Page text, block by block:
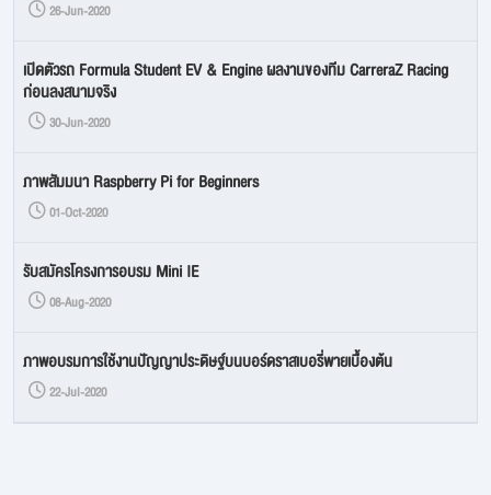
26-Jun-2020
เปิดตัวรถ Formula Student EV & Engine ผลงานของทีม CarreraZ Racing
ก่อนลงสนามจริง
30-Jun-2020
ภาพสัมมนา Raspberry Pi for Beginners
01-Oct-2020
รับสมัครโครงการอบรม Mini IE
08-Aug-2020
ภาพอบรมการใช้งานปัญญาประดิษฐ์บนบอร์ดราสเบอรี่พายเบื้องต้น
22-Jul-2020